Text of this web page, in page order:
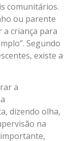
comunitários.
ou parente
a criança para
Segundo
existe a
a
dizendo olha,
na